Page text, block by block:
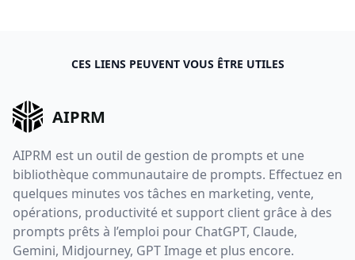
CES LIENS PEUVENT VOUS ÊTRE UTILES
AIPRM
AIPRM est un outil de gestion de prompts et une
bibliothèque communautaire de prompts. Effectuez en
quelques minutes vos tâches en marketing, vente,
opérations, productivité et support client grâce à des
prompts prêts à l’emploi pour ChatGPT, Claude,
Gemini, Midjourney, GPT Image et plus encore.